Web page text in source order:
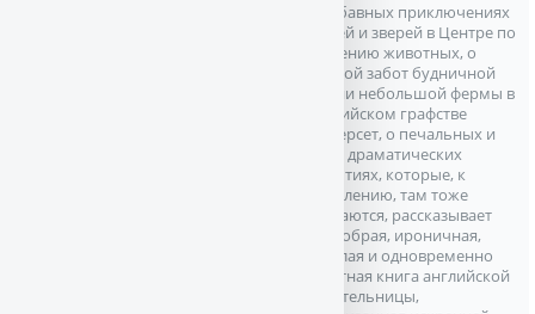
О забавных приключениях
людей и зверей в Центре по
спасению животных, о
полной забот будничной
жизни небольшой фермы в
английском графстве
Сомерсет, о печальных и
даже драматических
событиях, которые, к
сожалению, там тоже
случаются, рассказывает
эта добрая, ироничная,
веселая и одновременно
грустная книга английской
писательницы,